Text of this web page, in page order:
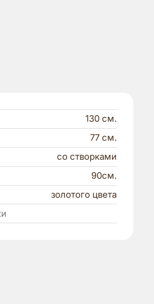
130 см.
77 см.
со створками
90см.
золотого цвета